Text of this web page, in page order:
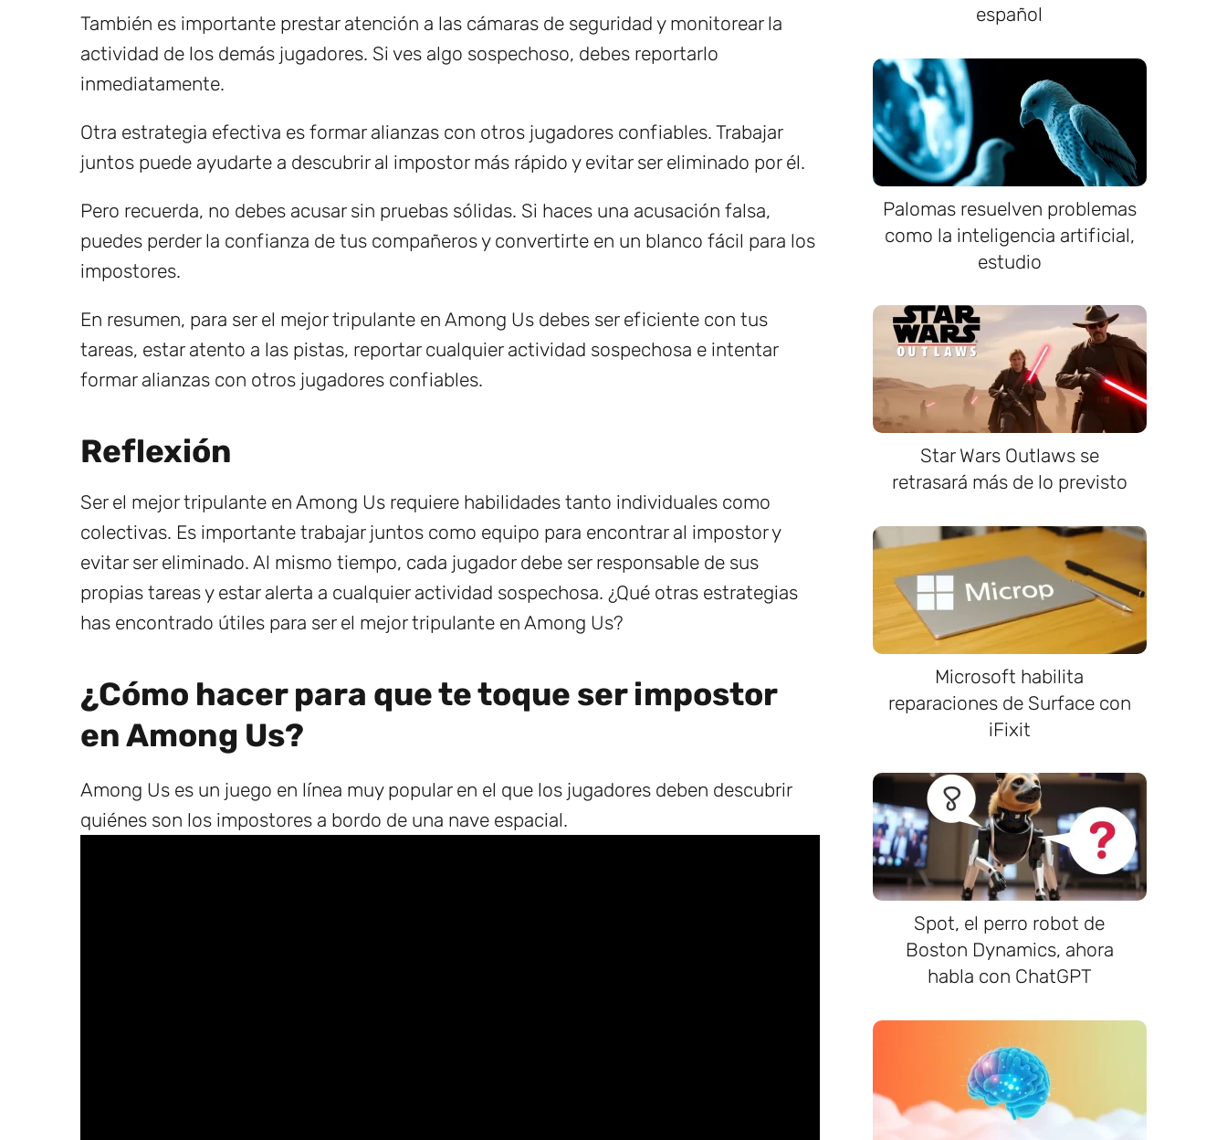
También es importante prestar atención a las cámaras de seguridad y monitorear la
actividad de los demás jugadores. Si ves algo sospechoso, debes reportarlo
inmediatamente.
Otra estrategia efectiva es formar alianzas con otros jugadores confiables. Trabajar
juntos puede ayudarte a descubrir al impostor más rápido y evitar ser eliminado por él.
Pero recuerda, no debes acusar sin pruebas sólidas. Si haces una acusación falsa,
puedes perder la confianza de tus compañeros y convertirte en un blanco fácil para los
impostores.
En resumen, para ser el mejor tripulante en Among Us debes ser eficiente con tus
tareas, estar atento a las pistas, reportar cualquier actividad sospechosa e intentar
formar alianzas con otros jugadores confiables.
Reflexión
Ser el mejor tripulante en Among Us requiere habilidades tanto individuales como
colectivas. Es importante trabajar juntos como equipo para encontrar al impostor y
evitar ser eliminado. Al mismo tiempo, cada jugador debe ser responsable de sus
propias tareas y estar alerta a cualquier actividad sospechosa. ¿Qué otras estrategias
has encontrado útiles para ser el mejor tripulante en Among Us?
¿Cómo hacer para que te toque ser impostor
en Among Us?
Among Us es un juego en línea muy popular en el que los jugadores deben descubrir
quiénes son los impostores a bordo de una nave espacial.
español
Palomas resuelven problemas
como la inteligencia artificial,
estudio
Star Wars Outlaws se
retrasará más de lo previsto
Microsoft habilita
reparaciones de Surface con
iFixit
Spot, el perro robot de
Boston Dynamics, ahora
habla con ChatGPT